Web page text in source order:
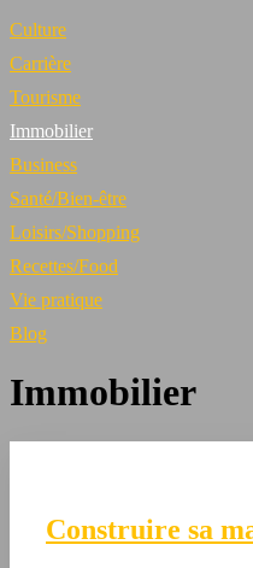
Culture
Carrière
Tourisme
Immobilier
Business
Santé/Bien-être
Loisirs/Shopping
Recettes/Food
Vie pratique
Blog
Immobilier
Construire sa